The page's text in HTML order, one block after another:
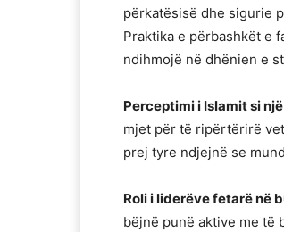
përkatësisë dhe sigurie
Praktika e përbashkët e
ndihmojë në dhënien e
Perceptimi i Islamit si
mjet për të ripërtërirë
prej tyre ndjejnë se
Roli i liderëve fetarë në
bëjnë punë aktive me të